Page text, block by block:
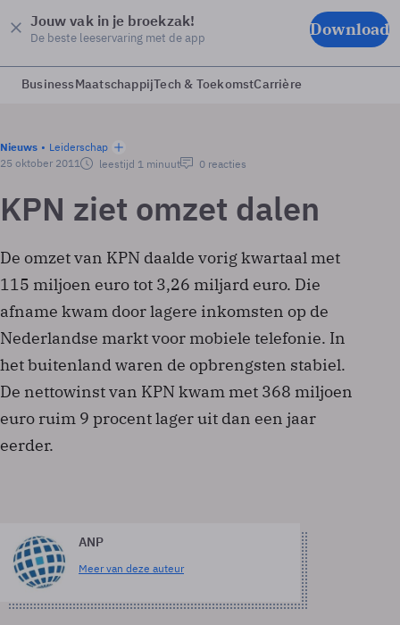
Jouw vak in je broekzak!
De beste leeservaring met de app Download
BusinessMaatschappijTech & ToekomstCarrière
Nieuws
Leiderschap
25 oktober 2011
leestijd 1 minuut 0 reacties
KPN ziet omzet dalen
De omzet van KPN daalde vorig kwartaal met
115 miljoen euro tot 3,26 miljard euro. Die
afname kwam door lagere inkomsten op de
Nederlandse markt voor mobiele telefonie. In
het buitenland waren de opbrengsten stabiel.
De nettowinst van KPN kwam met 368 miljoen
euro ruim 9 procent lager uit dan een jaar
eerder.
ANP
Meer van deze auteur